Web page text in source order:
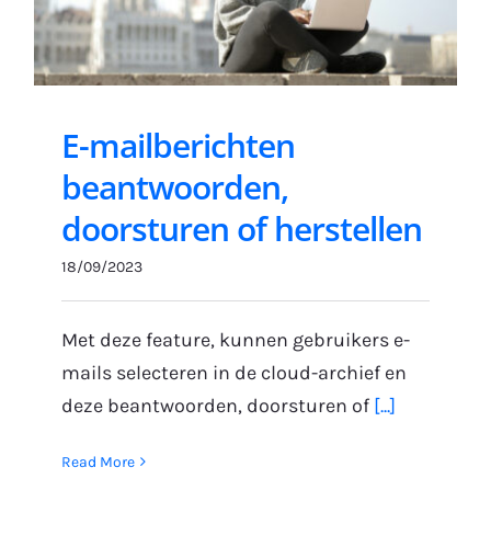
Gratis Proefperiode
E-mailberichten
beantwoorden,
doorsturen of herstellen
18/09/2023
Met deze feature, kunnen gebruikers e-
mails selecteren in de cloud-archief en
deze beantwoorden, doorsturen of [...]
Read More